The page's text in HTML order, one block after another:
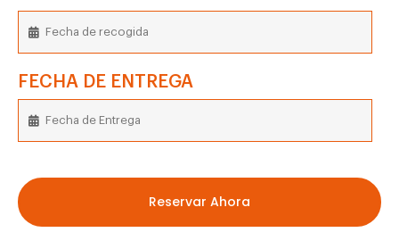
FECHA DE ENTREGA
Reservar Ahora